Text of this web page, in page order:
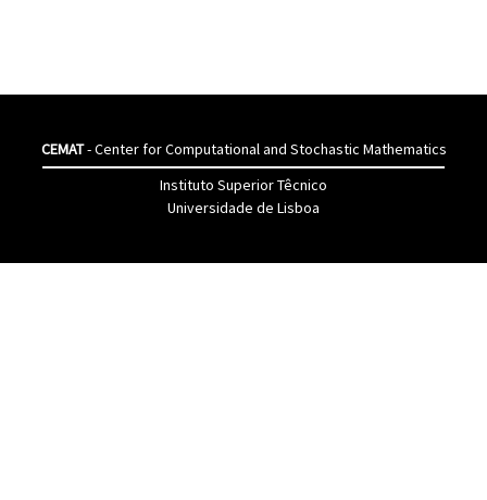
CEMAT- Center for Computational and Stochastic Mathematics
Instituto Superior Têcnico
Universidade de Lisboa